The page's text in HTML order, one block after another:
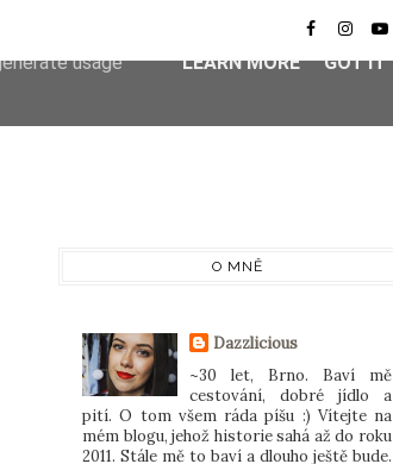
O MNĚ
Dazzlicious
~30 let, Brno. Baví mě
cestování, dobré jídlo a
pití. O tom všem ráda píšu :) Vítejte na
mém blogu, jehož historie sahá až do roku
2011. Stále mě to baví a dlouho ještě bude.
user-agent
usage
LEARN MORE GOT IT